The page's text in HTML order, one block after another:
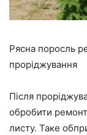
Рясна поросль
проріджування
Після
обробити
листу. Таке